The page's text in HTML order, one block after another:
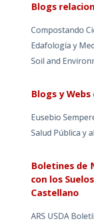
Blogs
Compostando
Edafología y
Soil and
Blogs y
Eusebio
Salud Pública y
Boletines de
con los
Castellano
ARS USDA